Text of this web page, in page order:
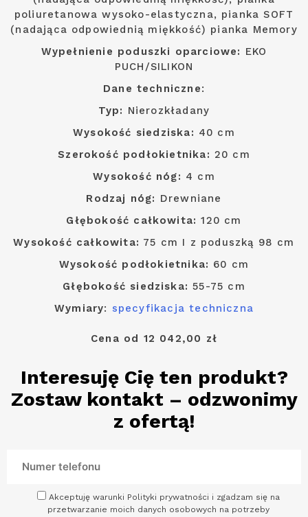
poliuretanowa wysoko-elastyczna, pianka SOFT
(nadająca odpowiednią miękkość) pianka Memory
Wypełnienie poduszki oparciowe: EKO
PUCH/SILIKON
Dane techniczne:
Typ: Nierozkładany
Wysokość siedziska: 40 cm
Szerokość podłokietnika: 20 cm
Wysokość nóg: 4 cm
Rodzaj nóg: Drewniane
Głębokość całkowita: 120 cm
Wysokość całkowita: 75 cm I z poduszką 98 cm
Wysokość podłokietnika: 60 cm
Głębokość siedziska: 55-75 cm
Wymiary: specyfikacja techniczna
Cena od 12 042,00 zł
Interesuję Cię ten produkt?
Zostaw kontakt – odzwonimy
z ofertą!
Akceptuję warunki Polityki prywatności i zgadzam się na
przetwarzanie moich danych osobowych na potrzeby